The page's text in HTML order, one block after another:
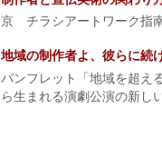
京 チラシアートワーク指
地域の制作者よ、彼らに続
パンフレット「地域を超
ら生まれる演劇公演の新し